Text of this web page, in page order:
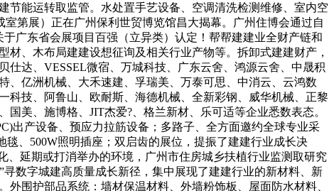
能运转取监管。水处置手艺设备、空调清洗检测维修、室内空
第展）正在广州保利世贸博览馆昌大揭幕。广州住博会通过自
广东省会展项目百强（立异类）认定！帮帮建建业全财产链和
、木布局建建设想征询及相关行业产物等。拆卸式建建财产，
达、VESSEL微宿、万城科技、广东云舍、鸿源云舍、中晟积
、亿洲机械、大禾速建、孚瑞美、万泰可思、中消云、云鸿数
技、阿鲁山、欧耐斯、海德机械、全新彩钢、威华机械、正黎
美、施博格、JIT杰爱?、格兰新材、乐可适等企业悉数表态。
出产设备、预应力拉筋设备；多路子、全方面邀约全球专业采
、500W照明插座；双启齿的展位，提振了建建行业成长决
延期或打消举办的环境，广州市住房城乡扶植行业监测取研究
数字城建高质量成长新径，集中展现了建建行业的新材料、新
围护部品系统：墙材保温材料、外墙粉饰板、屋面防水材料、